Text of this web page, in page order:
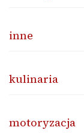
inne
kulinaria
motoryzacja